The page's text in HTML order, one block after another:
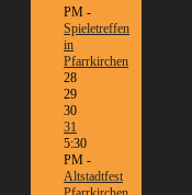
PM -
Spieletreffen
in
Pfarrkirchen
28
29
30
31
5:30
PM -
Altstadtfest